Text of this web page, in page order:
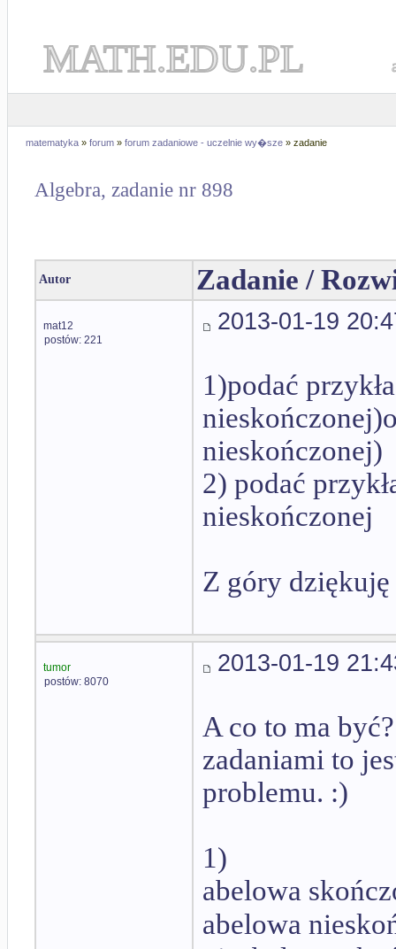
MATH.EDU.PL
matematyka » forum » forum zadaniowe - uczelnie wy�sze » zadanie
Algebra, zadanie nr 898
Autor Zadanie /
mat12
postów: 221
2013-01-19
1)podać
nieskończonej)
2) podać
nieskończonej
Z góry dziękuję
tumor
postów: 8070
2013-01-19
A co to ma
zadaniami to
problemu. :)
1)
abelowa
abelowa